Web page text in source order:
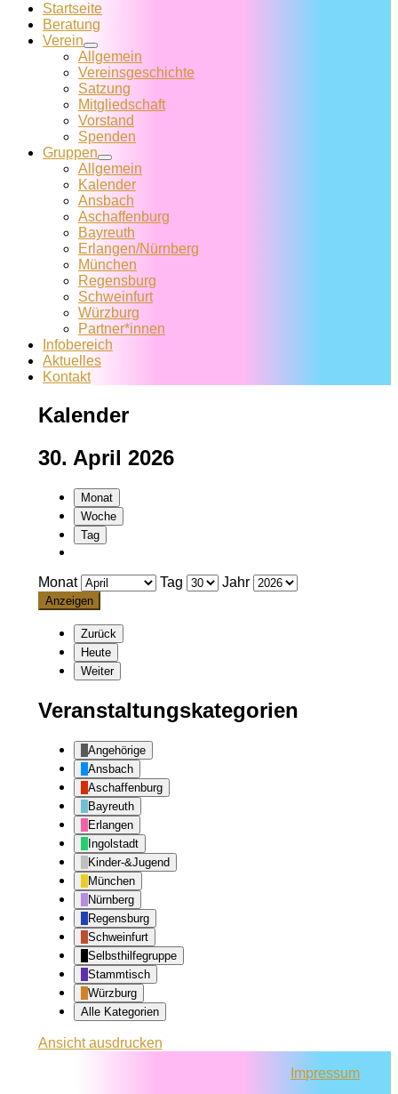
Startseite
Beratung
Verein
Allgemein
Vereins­geschichte
Satzung
Mitglied­schaft
Vorstand
Spenden
Gruppen
Allgemein
Kalender
Ansbach
Aschaffenburg
Bayreuth
Erlangen/Nürnberg
München
Regensburg
Schweinfurt
Würzburg
Partner*innen
Infobereich
Aktuelles
Kontakt
Kalender
30. April 2026
Monat
Woche
Tag
Monat Tag Jahr
Zurück
Heute
Weiter
Veranstaltungskategorien
Angehörige
Ansbach
Aschaffenburg
Bayreuth
Erlangen
Ingolstadt
Kinder-&Jugend
München
Nürnberg
Regensburg
Schweinfurt
Selbsthilfegruppe
Stammtisch
Würzburg
Alle Kategorien
Ansichtausdrucken
Impressum